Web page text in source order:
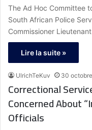
The Ad Hoc Committee
South African Police
Commissioner
Lire la suite »
UlrichTeKuv 30
Correctional
Concerned About
Officials